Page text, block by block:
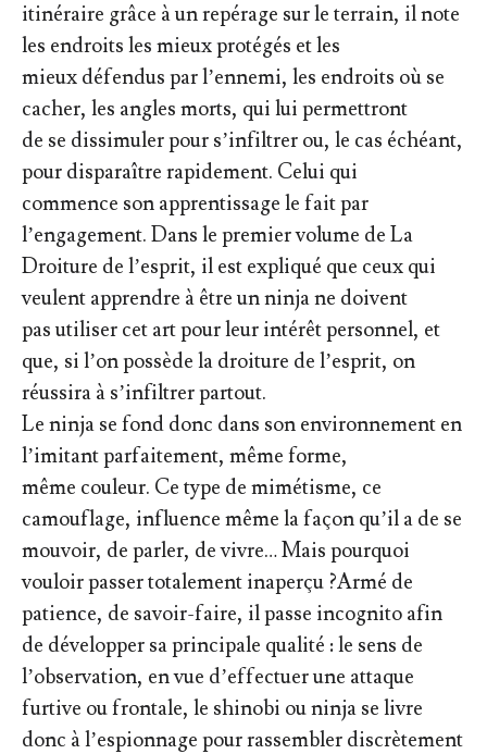
itinéraire grâce à un repérage sur le terrain, il note
les endroits les mieux protégés et les
mieux défendus par l’ennemi, les endroits où se
cacher, les angles morts, qui lui permettront
de se dissimuler pour s’infiltrer ou, le cas échéant,
pour disparaître rapidement. Celui qui
commence son apprentissage le fait par
l’engagement. Dans le premier volume de La
Droiture de l’esprit, il est expliqué que ceux qui
veulent apprendre à être un ninja ne doivent
pas utiliser cet art pour leur intérêt personnel, et
que, si l’on possède la droiture de l’esprit, on
réussira à s’infiltrer partout.
Le ninja se fond donc dans son environnement en
l’imitant parfaitement, même forme,
même couleur. Ce type de mimétisme, ce
camouflage, influence même la façon qu’il a de se
mouvoir, de parler, de vivre… Mais pourquoi
vouloir passer totalement inaperçu ?Armé de
patience, de savoir-faire, il passe incognito afin
de développer sa principale qualité : le sens de
l’observation, en vue d’effectuer une attaque
furtive ou frontale, le shinobi ou ninja se livre
donc à l’espionnage pour rassembler discrètement